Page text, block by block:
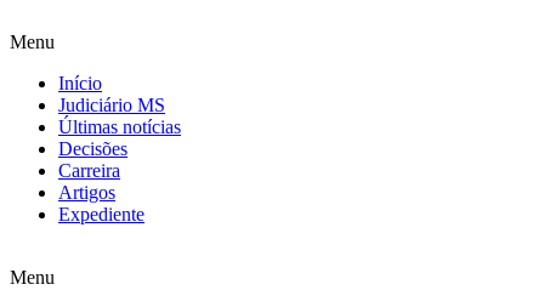
Menu
Início
Judiciário MS
Últimas notícias
Decisões
Carreira
Artigos
Expediente
Menu